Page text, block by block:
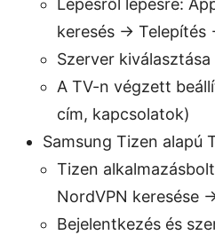
Lépésről lépésre:
keresés -> Telepítés
Szerver
A TV-n végzett
cím, kapcsolatok)
Samsung Tizen alapú
Tizen
NordVPN keresése -
Bejelentkezés és